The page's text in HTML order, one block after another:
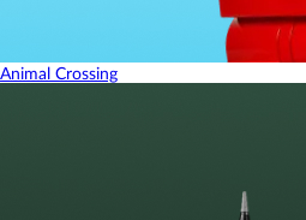
Animal Crossing